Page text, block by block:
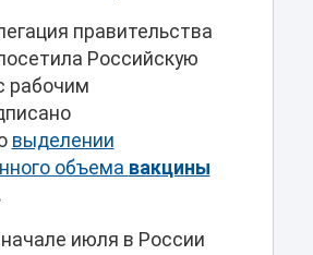
правительства
Российскую
рабочим
выделении
объема вакцины
июля в России